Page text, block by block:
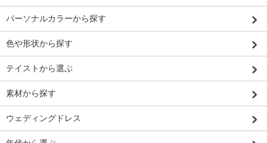
パーソナルカラーから探す
色や形状から探す
テイストから選ぶ
素材から探す
ウェディングドレス